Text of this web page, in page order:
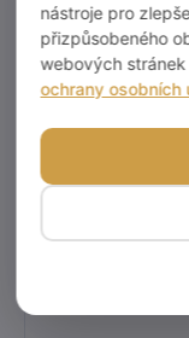
Video
nástroje pro
přizpůsobeného
webových
ochrany osobních